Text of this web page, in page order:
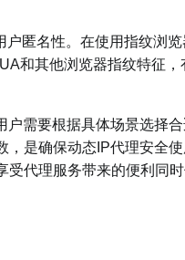
户匿名性。在使用指纹浏览
和其他浏览器指纹特征，
需要根据具体场景选择
，是确保动态IP代理安全
受代理服务带来的便利同